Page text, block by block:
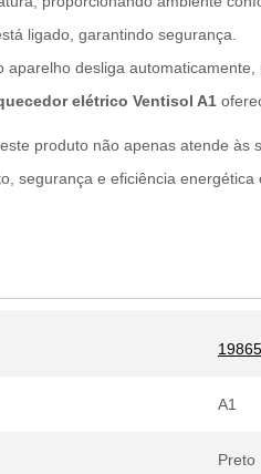
ligado, garantindo segurança.
aparelho desliga
elétrico Ventisol A1
produto não apenas atende
segurança e eficiência
19865
A1
Preto